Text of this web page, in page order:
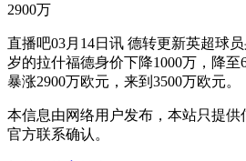
2900万
直播吧03月14日讯 德转更新英超球
岁的拉什福德身价下降1000万，降至
暴涨2900万欧元，来到3500万欧元。
本信息由网络用户发布， 本站只提供
官方联系确认。